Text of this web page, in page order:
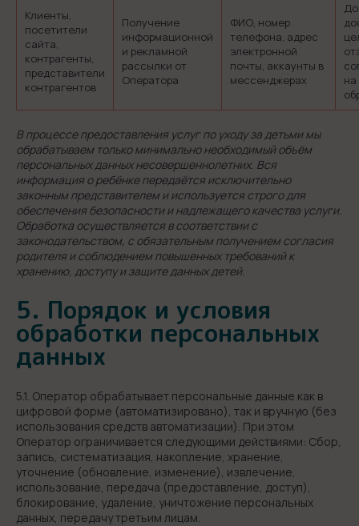
Клиенты,
посетители
сайта,
контрагенты,
представители
контрагентов
Получение
информационной
и рекламной
рассылки от
Оператора
ФИО, номер
телефона, адрес
электронной
почты, аккаунты в
мессенджерах
До
на
В процессе предоставления услуг по уходу за детьми мы
обрабатываем только минимально необходимый объём
персональных данных несовершеннолетних. Вся
информация о ребёнке передаётся исключительно
законным представителем и используется строго для
обеспечения безопасности и надлежащего качества услуги.
Обработка осуществляется в соответствии с
законодательством, с обязательным получением согласия
родителя и соблюдением повышенных требований к
хранению, доступу и защите данных детей.
5. Порядок и условия
обработки персональных
данных
5.1. Оператор обрабатывает персональные данные как в
цифровой форме (автоматизировано), так и вручную (без
использования средств автоматизации). При этом
Оператор ограничивается следующими действиями: Сбор,
запись, систематизация, накопление, хранение,
уточнение (обновление, изменение), извлечение,
использование, передача (предоставление, доступ),
блокирование, удаление, уничтожение персональных
данных, передачу третьим лицам.